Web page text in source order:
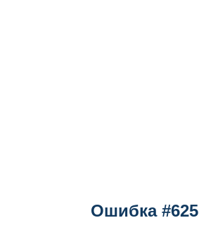
Ошибка